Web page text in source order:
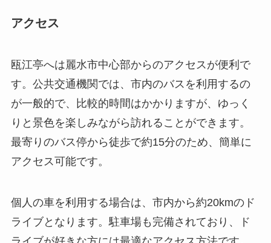
りと景色を楽しみながら訪れることができます。
アクセス可能です。
個人の車を利用する場合は、市内から約20kmのド
ライブとなります。駐車場も完備されており、ド
ライブが好きな方には最適なアクセス方法です。
なお、瓯江亭は通年開放されていますが、特に美
ですが、周辺の施設を利用する際には一部有料の
サービスがございます。